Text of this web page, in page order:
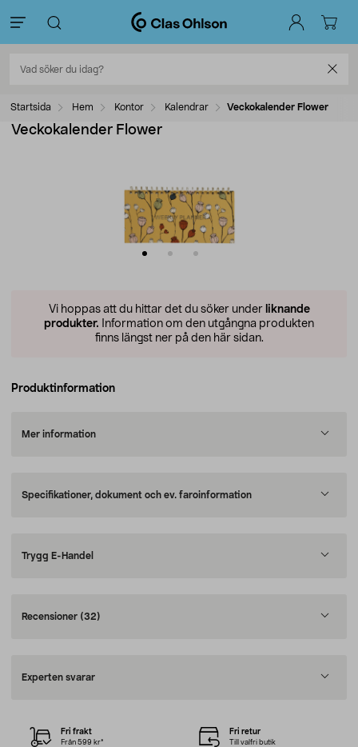
Startsida Hem Kontor Kalendrar Veckokalender Flower
Veckokalender Flower
Vi hoppas att du hittar det du söker under liknande
produkter. Information om den utgångna produkten
finns längst ner på den här sidan.
Produktinformation
Mer information
Specifikationer, dokument och ev. faroinformation
Trygg E-Handel
Recensioner (32)
Experten svarar
Fri frakt
Från 599 kr*
Fri retur
Till valfri butik